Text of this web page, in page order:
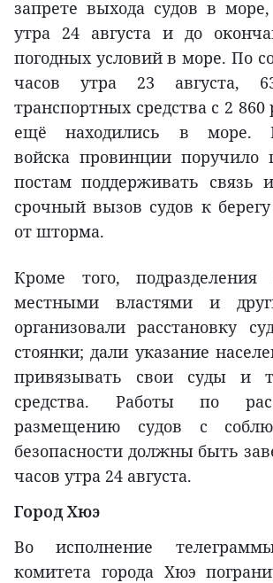
запрете выхода судов в
утра 24 августа и до
погодных условий в море. По
часов утра 23 августа,
транспортных средства с 2
ещё находились в море.
войска провинции поручило
постам поддерживать связь
срочный вызов судов к
от шторма.
Кроме того, подразделения
местными властями и
организовали расстановку
стоянки; дали указание
привязывать свои суды и
средства. Работы по
размещению судов с
безопасности должны быть
часов утра 24 августа.
Город Хюэ
Во исполнение
комитета города Хюэ